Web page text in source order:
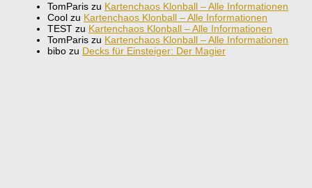
TomParis zu Kartenchaos Klonball – Alle Informationen
Cool zu Kartenchaos Klonball – Alle Informationen
TEST zu Kartenchaos Klonball – Alle Informationen
TomParis zu Kartenchaos Klonball – Alle Informationen
bibo zu Decks für Einsteiger: Der Magier